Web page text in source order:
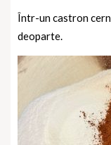
Într-un castron
deoparte.